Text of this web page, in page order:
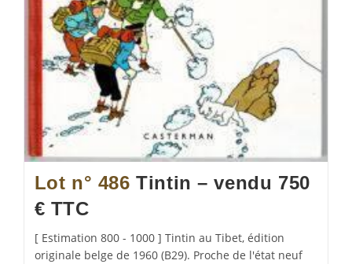
Lot n° 486 Tintin – vendu 750
€ TTC
[ Estimation 800 - 1000 ] Tintin au Tibet, édition
originale belge de 1960 (B29). Proche de l'état neuf